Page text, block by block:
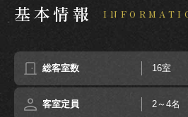
基本情報
総客室数 16室
客室定員 2～4名